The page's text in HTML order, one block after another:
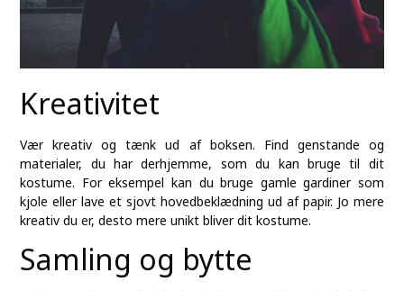
Kreativitet
Vær kreativ og tænk ud af boksen. Find genstande og
materialer, du har derhjemme, som du kan bruge til dit
kostume. For eksempel kan du bruge gamle gardiner som
kjole eller lave et sjovt hovedbeklædning ud af papir. Jo mere
kreativ du er, desto mere unikt bliver dit kostume.
Samling og bytte